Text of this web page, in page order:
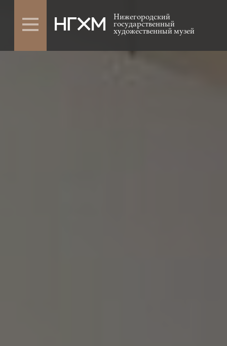
Нижегородский
государственный
художественный музей